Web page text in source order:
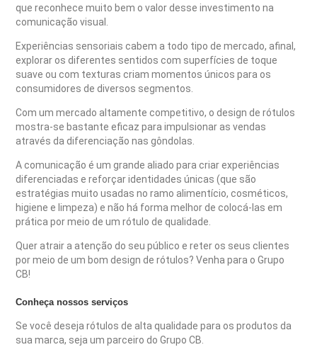
que reconhece muito bem o valor desse investimento na
comunicação visual.
Experiências sensoriais cabem a todo tipo de mercado, afinal,
explorar os diferentes sentidos com superfícies de toque
suave ou com texturas criam momentos únicos para os
consumidores de diversos segmentos.
Com um mercado altamente competitivo, o design de rótulos
mostra-se bastante eficaz para impulsionar as vendas
através da diferenciação nas gôndolas.
A comunicação é um grande aliado para criar experiências
diferenciadas e reforçar identidades únicas (que são
estratégias muito usadas no ramo alimentício, cosméticos,
higiene e limpeza) e não há forma melhor de colocá-las em
prática por meio de um rótulo de qualidade.
Quer atrair a atenção do seu público e reter os seus clientes
por meio de um bom design de rótulos? Venha para o Grupo
CB!
Conheça nossos serviços
Se você deseja rótulos de alta qualidade para os produtos da
sua marca, seja um parceiro do Grupo CB.